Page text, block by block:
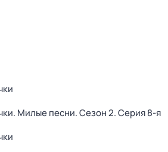
Милые песни. Сезон 2. Серия 8-я